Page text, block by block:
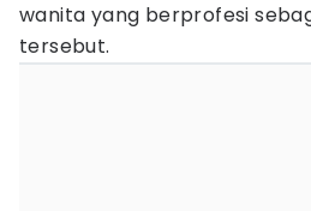
wanita yang berprofesi
tersebut.